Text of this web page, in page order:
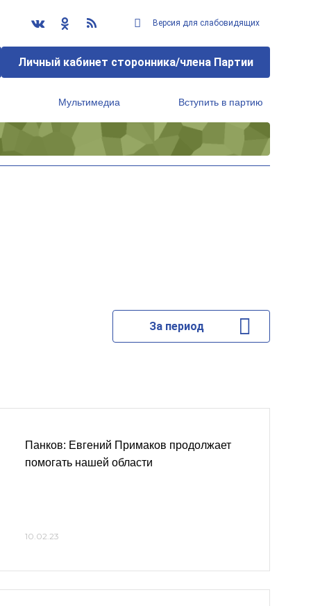
Версия для слабовидящих
Личный кабинет сторонника/члена Партии
Мультимедиа Вступить в партию
За период
Панков: Евгений Примаков продолжает
помогать нашей области
10.02.23